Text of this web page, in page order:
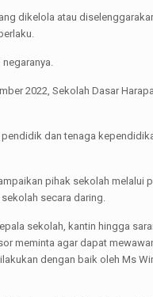
dikelola atau
2022, Sekolah Dasar
dan tenaga
pihak sekolah melalui
secara daring.
sekolah, kantin hingga
meminta agar dapat
dengan baik oleh Ms